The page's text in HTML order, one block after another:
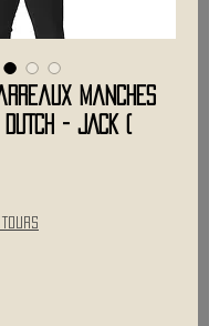
Manches
- JACK (